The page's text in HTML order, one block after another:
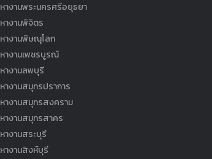
หางานพระนครศรีอยุธยา
หางานพิจิตร
หางานพิษณุโลก
หางานเพชรบูรณ์
หางานลพบุรี
หางานสมุทรปราการ
หางานสมุทรสงคราม
หางานสมุทรสาคร
หางานสระบุรี
หางานสิงห์บุรี